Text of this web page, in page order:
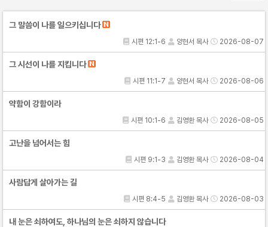
그 말씀이 나를 일으키십니다
시편 12:1-6 양현서 목사 2026-08-07
그 시선이 나를 지킵니다
시편 11:1-7 양현서 목사 2026-08-06
약함이 강함이라
시편 10:1-6 김영환 목사 2026-08-05
고난을 넘어서는 힘
시편 9:1-3 김영환 목사 2026-08-04
사람답게 살아가는 길
시편 8:4-5 김영환 목사 2026-08-03
내 눈은 쇠하여도, 하나님의 눈은 쇠하지 않습니다